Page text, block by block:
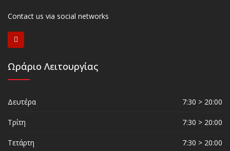
Contact us via social networks
Ωράριο Λειτουργίας
Δευτέρα 7:30 > 20:00
Τρίτη 7:30 > 20:00
Τετάρτη 7:30 > 20:00